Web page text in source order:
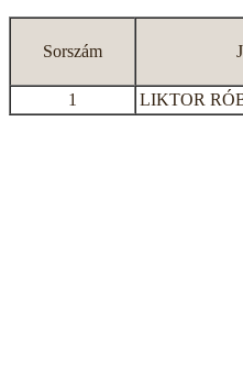
Sorszám
1 LIKTOR